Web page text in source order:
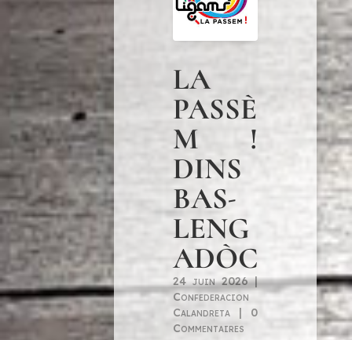
LA
PASSÈ
M !
DINS
BAS-
LENG
ADÒC
24 juin 2026|
Confederacion
Calandreta| 0
Commentaires